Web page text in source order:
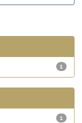
1
1